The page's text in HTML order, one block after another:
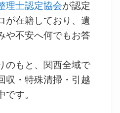
理士認定協会が認定
が在籍しており、遺
や不安へ何でもお答
のもと、関西全域で
収・特殊清掃・引越
です。